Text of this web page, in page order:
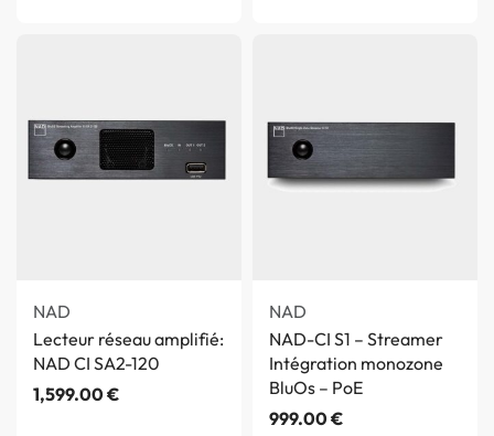
NAD
Lecteur réseau amplifié:
NAD CI SA2-120
1,599.00€
NAD
NAD-CI S1 – Streamer
Intégration monozone
BluOs – PoE
999.00€